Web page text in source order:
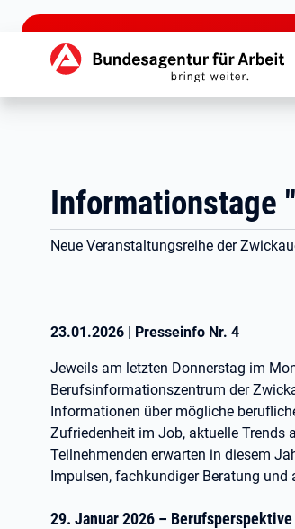
zu den Hauptinhalten springen
Hauptnavigation
Informationstage
Neue Veranstaltungsreihe der
23.01.2026 | Presseinfo Nr. 4
Jeweils am letzten Donnerstag im
Berufsinformationszentrum der
Informationen über mögliche
Zufriedenheit im Job, aktuelle Trends
Teilnehmenden erwarten in diesem
Impulsen, fachkundiger Beratung und
29. Januar 2026 –